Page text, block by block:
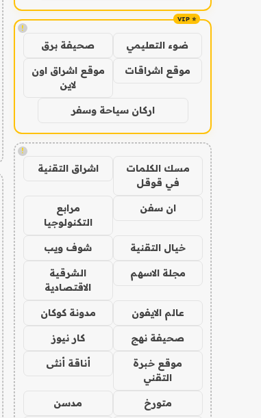
!
ضوء التعليمي صحيفة برق
موقع اشراقات
موقع اشراق اون
لاين
اركان سياحة وسفر
!
مسك الكلمات
في قوقل
اشراق التقنية
ان سفن
مرابع
التكنولوجيا
خيال التقنية شوف ويب
مجلة الاسهم
الشرقية
الاقتصادية
عالم الايفون مدونة كوكان
صحيفة نهج كار نيوز
موقع خبرة
التقني
أناقة أنثى
متورخ مدسن